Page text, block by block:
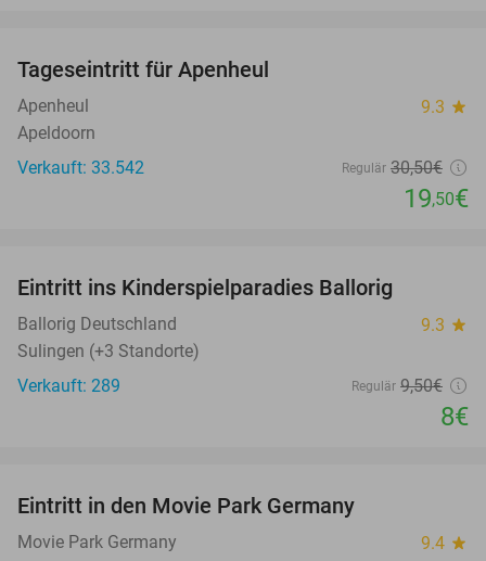
Tageseintritt für Apenheul
Apenheul 9.3 star
Apeldoorn
Verkauft: 33.542
Regulär 30,50€
19,50€
Eintritt ins Kinderspielparadies Ballorig
Ballorig Deutschland 9.3 star
Sulingen (+3 Standorte)
Verkauft: 289
Regulär 9,50€
8€
Eintritt in den Movie Park Germany
Movie Park Germany 9.4 star